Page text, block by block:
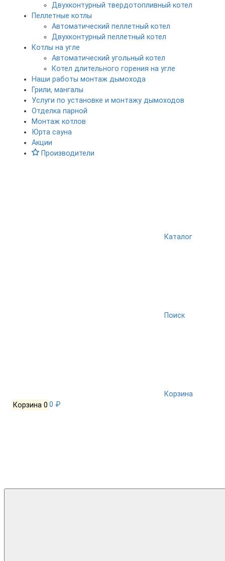
Двухконтурный твердотопливный котел
Пеллетные котлы
Автоматический пеллетный котел
Двухконтурный пеллетный котел
Котлы на угле
Автоматический угольный котел
Котел длительного горения на угле
Наши работы монтаж дымохода
Грили, мангалы
Услуги по установке и монтажу дымоходов
Отделка парной
Монтаж котлов
Юрта сауна
Акции
Производители
Каталог
Поиск
Корзина
Корзина 0 0 ₽